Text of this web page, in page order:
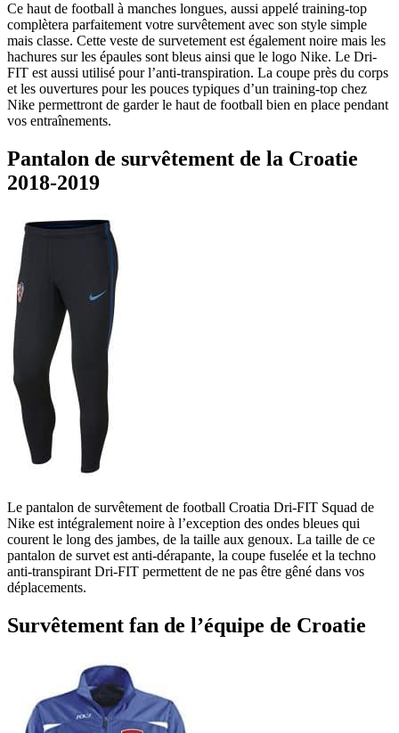
Ce haut de football à manches longues, aussi appelé training-top
complètera parfaitement votre survêtement avec son style simple
mais classe. Cette veste de survetement est également noire mais les
hachures sur les épaules sont bleus ainsi que le logo Nike. Le Dri-
FIT est aussi utilisé pour l’anti-transpiration. La coupe près du corps
et les ouvertures pour les pouces typiques d’un training-top chez
Nike permettront de garder le haut de football bien en place pendant
vos entraînements.
Pantalon de survêtement de la Croatie
2018-2019
Le pantalon de survêtement de football Croatia Dri-FIT Squad de
Nike est intégralement noire à l’exception des ondes bleues qui
courent le long des jambes, de la taille aux genoux. La taille de ce
pantalon de survet est anti-dérapante, la coupe fuselée et la techno
anti-transpirant Dri-FIT permettent de ne pas être gêné dans vos
déplacements.
Survêtement fan de l’équipe de Croatie